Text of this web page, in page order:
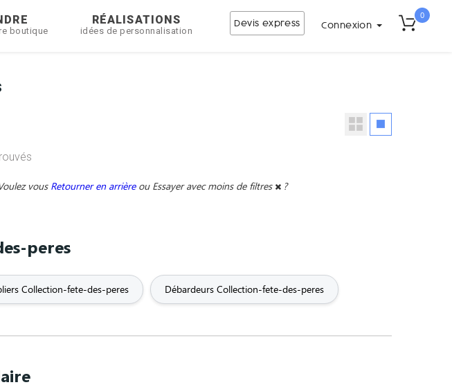
boutique
RÉALISATIONS
idées de personnalisation
Devis express Connexion
0
vous Retourner en arrière ou Essayer avec moins de filtres ?
peres
Collection-fete-des-peres Débardeurs Collection-fete-des-peres